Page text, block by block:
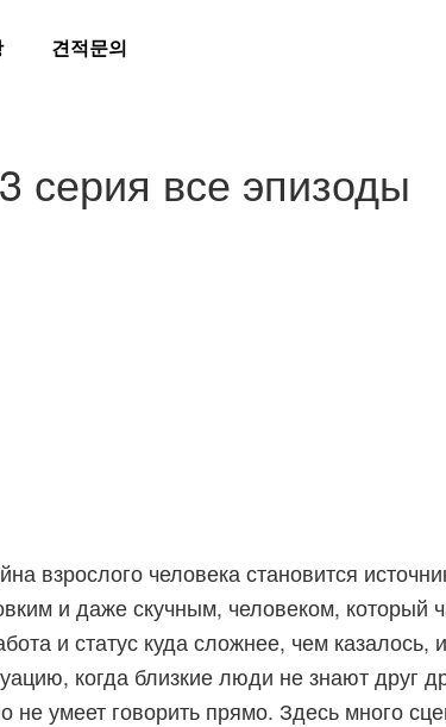
견적문의
серия все эпизоды
взрослого человека становится
и даже скучным, человеком, который
и статус куда сложнее, чем казалось,
когда близкие люди не знают друг
не умеет говорить прямо. Здесь много